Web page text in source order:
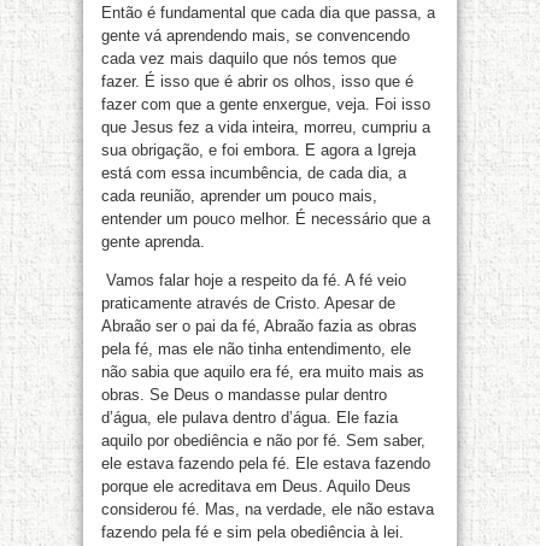
Então é fundamental que cada dia que passa, a
gente vá aprendendo mais, se convencendo
cada vez mais daquilo que nós temos que
fazer. É isso que é abrir os olhos, isso que é
fazer com que a gente enxergue, veja. Foi isso
que Jesus fez a vida inteira, morreu, cumpriu a
sua obrigação, e foi embora. E agora a Igreja
está com essa incumbência, de cada dia, a
cada reunião, aprender um pouco mais,
entender um pouco melhor. É necessário que a
gente aprenda.
Vamos falar hoje a respeito da fé. A fé veio
praticamente através de Cristo. Apesar de
Abraão ser o pai da fé, Abraão fazia as obras
pela fé, mas ele não tinha entendimento, ele
não sabia que aquilo era fé, era muito mais as
obras. Se Deus o mandasse pular dentro
d’água, ele pulava dentro d’água. Ele fazia
aquilo por obediência e não por fé. Sem saber,
ele estava fazendo pela fé. Ele estava fazendo
porque ele acreditava em Deus. Aquilo Deus
considerou fé. Mas, na verdade, ele não estava
fazendo pela fé e sim pela obediência à lei.